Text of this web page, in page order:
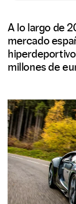
A lo largo de
mercado
millones de